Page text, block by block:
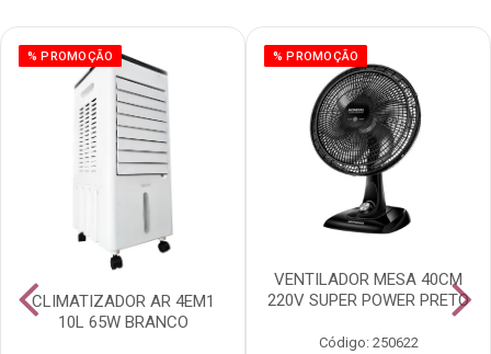
% PROMOÇÃO
CLIMATIZADOR AR 4EM1
10L 65W BRANCO
% PROMOÇÃO
VENTILADOR MESA 40CM
220V SUPER POWER PRETO
Código: 250622